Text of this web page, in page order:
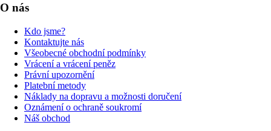
O nás
Kdo jsme?
Kontaktujte nás
Všeobecné obchodní podmínky
Vrácení a vrácení peněz
Právní upozornění
Platební metody
Náklady na dopravu a možnosti doručení
Oznámení o ochraně soukromí
Náš obchod